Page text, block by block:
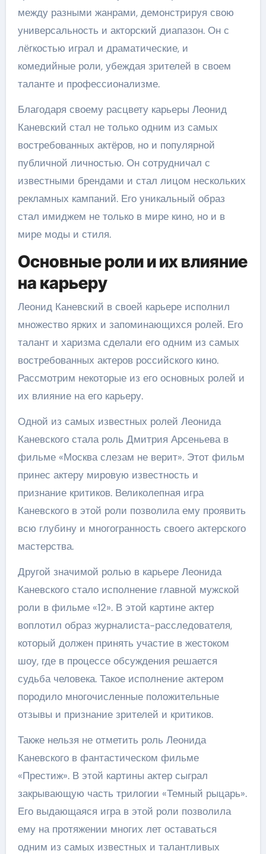
между разными жанрами, демонстрируя свою
универсальность и акторский диапазон. Он с
лёгкостью играл и драматические, и
комедийные роли, убеждая зрителей в своем
таланте и профессионализме.
Благодаря своему расцвету карьеры Леонид
Каневский стал не только одним из самых
востребованных актёров, но и популярной
публичной личностью. Он сотрудничал с
известными брендами и стал лицом нескольких
рекламных кампаний. Его уникальный образ
стал имиджем не только в мире кино, но и в
мире моды и стиля.
Основные роли и их влияние
на карьеру
Леонид Каневский в своей карьере исполнил
множество ярких и запоминающихся ролей. Его
талант и харизма сделали его одним из самых
востребованных актеров российского кино.
Рассмотрим некоторые из его основных ролей и
их влияние на его карьеру.
Одной из самых известных ролей Леонида
Каневского стала роль Дмитрия Арсеньева в
фильме «Москва слезам не верит». Этот фильм
принес актеру мировую известность и
признание критиков. Великолепная игра
Каневского в этой роли позволила ему проявить
всю глубину и многогранность своего актерского
мастерства.
Другой значимой ролью в карьере Леонида
Каневского стало исполнение главной мужской
роли в фильме «12». В этой картине актер
воплотил образ журналиста-расследователя,
который должен принять участие в жестоком
шоу, где в процессе обсуждения решается
судьба человека. Такое исполнение актером
породило многочисленные положительные
отзывы и признание зрителей и критиков.
Также нельзя не отметить роль Леонида
Каневского в фантастическом фильме
«Престиж». В этой картины актер сыграл
закрывающую часть трилогии «Темный рыцарь».
Его выдающаяся игра в этой роли позволила
ему на протяжении многих лет оставаться
одним из самых известных и талантливых